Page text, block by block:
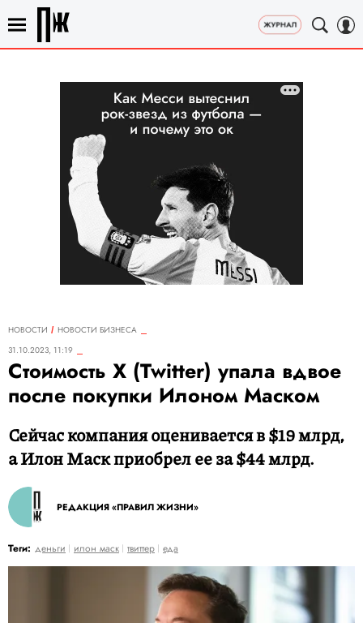
НОВОСТИ
НОВОСТИ БИЗНЕСА
31.10.2023, 11:19
Стоимость X (Twitter) упала вдвое
после покупки Илоном Маском
Сейчас компания оценивается в $19 млрд,
а Илон Маск приобрел ее за $44 млрд.
РЕДАКЦИЯ «ПРАВИЛ ЖИЗНИ»
Теги: деньги илон маск твиттер еда